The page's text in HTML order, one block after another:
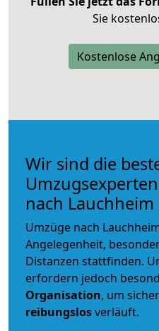
Sie
Kostenlose
Wir sind die
nach Lauchheim
Umzüge nach
Angelegenheit,
Distanzen stattfinden.
erfordern jedoch
Organisation, um
reibungslosverläuft.